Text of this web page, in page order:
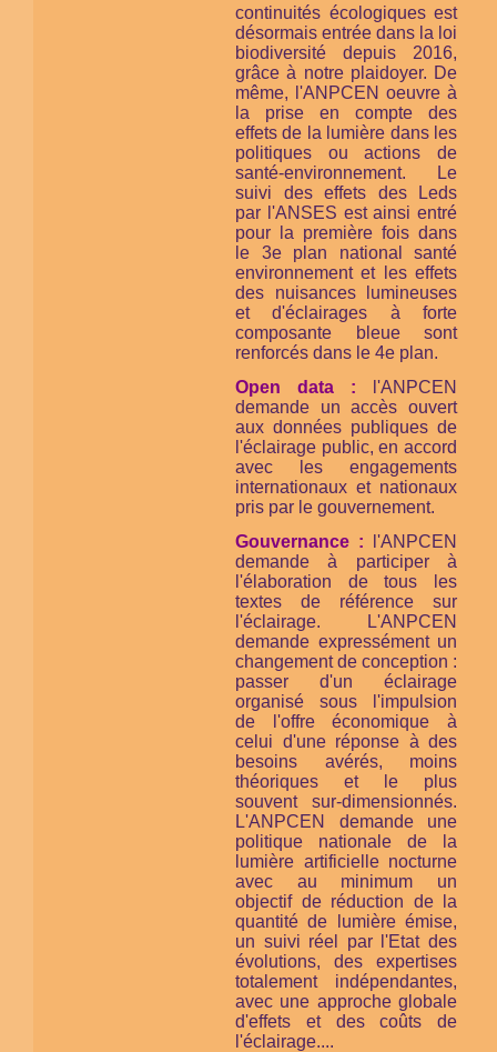
continuités écologiques est
désormais entrée dans la loi
biodiversité depuis 2016,
grâce à notre plaidoyer. De
même, l'ANPCEN oeuvre à
la prise en compte des
effets de la lumière dans les
politiques ou actions de
santé-environnement. Le
suivi des effets des Leds
par l'ANSES est ainsi entré
pour la première fois dans
le 3e plan national santé
environnement et les effets
des nuisances lumineuses
et d'éclairages à forte
composante bleue sont
renforcés dans le 4e plan.
Open data : l'ANPCEN
demande un accès ouvert
aux données publiques de
l'éclairage public, en accord
avec les engagements
internationaux et nationaux
pris par le gouvernement.
Gouvernance :
l'ANPCEN
demande à participer à
l'élaboration de tous les
textes de référence sur
l'éclairage. L'ANPCEN
demande expressément un
changement de conception :
passer d'un éclairage
organisé sous l'impulsion
de l'offre économique à
celui d'une réponse à des
besoins avérés, moins
théoriques et le plus
souvent sur-dimensionnés.
L'ANPCEN demande une
politique nationale de la
lumière artificielle nocturne
avec au minimum un
objectif de réduction de la
quantité de lumière émise,
un suivi réel par l'Etat des
évolutions, des expertises
totalement indépendantes,
avec une approche globale
d'effets et des coûts de
l'éclairage....